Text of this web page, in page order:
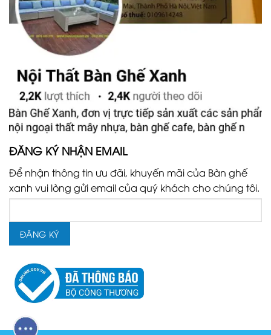
ĐĂNG KÝ NHẬN EMAIL
Để nhận thông tin ưu đãi, khuyến mãi của Bàn ghế
xanh vui lòng gửi email của quý khách cho chúng tôi.